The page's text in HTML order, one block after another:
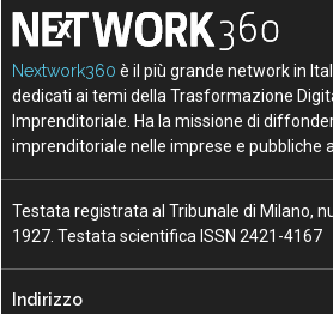
Nextwork360 è il più grande network in
dedicati ai temi della Trasformazione
Imprenditoriale. Ha la missione di
imprenditoriale nelle imprese e pubbliche
Testata registrata al Tribunale di Milano,
1927. Testata scientifica ISSN 2421-4167
Indirizzo